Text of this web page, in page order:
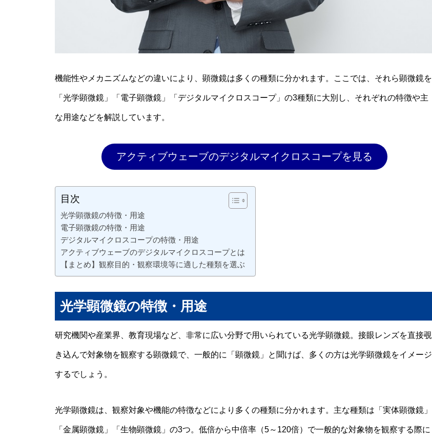
機能性やメカニズムなどの違いにより、顕微鏡は多くの種類に分かれます。ここでは、それら顕微鏡を
「光学顕微鏡」「電子顕微鏡」「デジタルマイクロスコープ」の3種類に大別し、それぞれの特徴や主
な用途などを解説しています。
アクティブウェーブのデジタルマイクロスコープを見る
目次
光学顕微鏡の特徴・用途
電子顕微鏡の特徴・用途
デジタルマイクロスコープの特徴・用途
アクティブウェーブのデジタルマイクロスコープとは
【まとめ】観察目的・観察環境等に適した種類を選ぶ
光学顕微鏡の特徴・用途
研究機関や産業界、教育現場など、非常に広い分野で用いられている光学顕微鏡。接眼レンズを直接覗
き込んで対象物を観察する顕微鏡で、一般的に「顕微鏡」と聞けば、多くの方は光学顕微鏡をイメージ
するでしょう。
光学顕微鏡は、観察対象や機能の特徴などにより多くの種類に分かれます。主な種類は「実体顕微鏡」
「金属顕微鏡」「生物顕微鏡」の3つ。低倍から中倍率（5～120倍）で一般的な対象物を観察する際に